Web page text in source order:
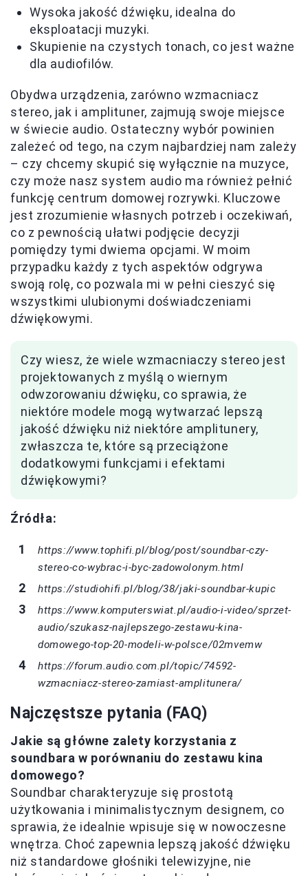
Wysoka jakość dźwięku, idealna do
eksploatacji muzyki.
Skupienie na czystych tonach, co jest ważne
dla audiofilów.
Obydwa urządzenia, zarówno wzmacniacz
stereo, jak i amplituner, zajmują swoje miejsce
w świecie audio. Ostateczny wybór powinien
zależeć od tego, na czym najbardziej nam zależy
– czy chcemy skupić się wyłącznie na muzyce,
czy może nasz system audio ma również pełnić
funkcję centrum domowej rozrywki. Kluczowe
jest zrozumienie własnych potrzeb i oczekiwań,
co z pewnością ułatwi podjęcie decyzji
pomiędzy tymi dwiema opcjami. W moim
przypadku każdy z tych aspektów odgrywa
swoją rolę, co pozwala mi w pełni cieszyć się
wszystkimi ulubionymi doświadczeniami
dźwiękowymi.
Czy wiesz, że wiele wzmacniaczy stereo jest
projektowanych z myślą o wiernym
odwzorowaniu dźwięku, co sprawia, że
niektóre modele mogą wytwarzać lepszą
jakość dźwięku niż niektóre amplitunery,
zwłaszcza te, które są przeciążone
dodatkowymi funkcjami i efektami
dźwiękowymi?
Źródła:
https://www.tophifi.pl/blog/post/soundbar-czy-
stereo-co-wybrac-i-byc-zadowolonym.html
https://studiohifi.pl/blog/38/jaki-soundbar-kupic
https://www.komputerswiat.pl/audio-i-video/sprzet-
audio/szukasz-najlepszego-zestawu-kina-
domowego-top-20-modeli-w-polsce/02mvemw
https://forum.audio.com.pl/topic/74592-
wzmacniacz-stereo-zamiast-amplitunera/
Najczęstsze pytania (FAQ)
Jakie są główne zalety korzystania z
soundbara w porównaniu do zestawu kina
domowego?
Soundbar charakteryzuje się prostotą
użytkowania i minimalistycznym designem, co
sprawia, że idealnie wpisuje się w nowoczesne
wnętrza. Choć zapewnia lepszą jakość dźwięku
niż standardowe głośniki telewizyjne, nie